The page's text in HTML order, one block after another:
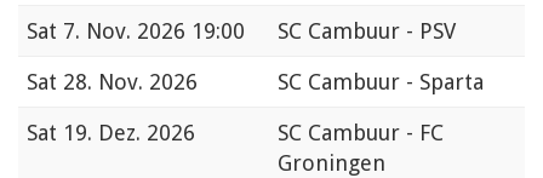
Sat 7. Nov. 2026 19:00
SC Cambuur - PSV
Sat 28. Nov. 2026
SC Cambuur - Sparta
Sat 19. Dez. 2026
SC Cambuur - FC
Groningen